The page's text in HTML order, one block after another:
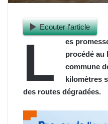
Ecouter l'article
L
es
procédé au
commune
kilomètres
des routes dégradées.